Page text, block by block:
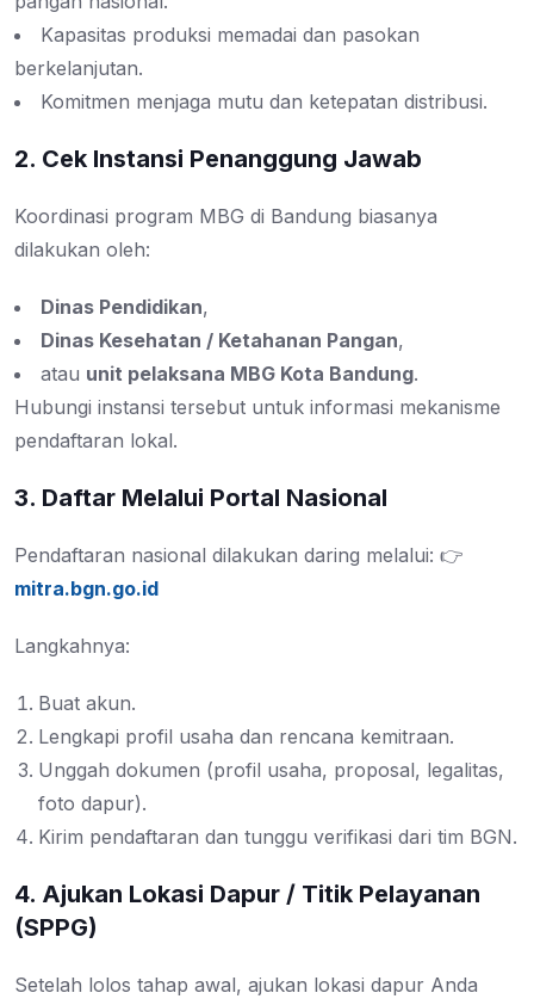
Kapasitas produksi memadai dan pasokan
berkelanjutan.
Komitmen menjaga mutu dan ketepatan distribusi.
2. Cek Instansi Penanggung Jawab
Koordinasi program MBG di Bandung biasanya
dilakukan oleh:
Dinas Pendidikan,
Dinas Kesehatan / Ketahanan Pangan,
atau unit pelaksana MBG Kota Bandung.
Hubungi instansi tersebut untuk informasi mekanisme
pendaftaran lokal.
3. Daftar Melalui Portal Nasional
Pendaftaran nasional dilakukan daring melalui: 👉
mitra.bgn.go.id
Langkahnya:
Buat akun.
Lengkapi profil usaha dan rencana kemitraan.
Unggah dokumen (profil usaha, proposal, legalitas,
foto dapur).
Kirim pendaftaran dan tunggu verifikasi dari tim BGN.
4. Ajukan Lokasi Dapur / Titik Pelayanan
(SPPG)
Setelah lolos tahap awal, ajukan lokasi dapur Anda